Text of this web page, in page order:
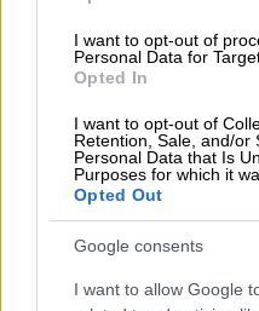
I want to opt-out of
Personal Data for
Opted In
I want to opt-out of
Retention, Sale, and/or
Personal Data that Is
Purposes for which it
Opted Out
Google consents
I want to allow Google